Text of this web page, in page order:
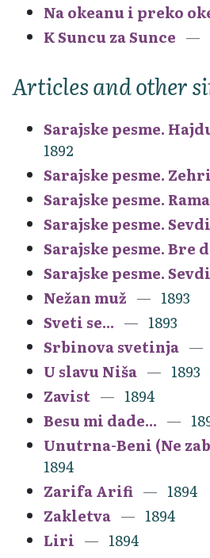
Na okeanu i preko
K Suncu za Sunce
Articles and other
Sarajske pesme.
1892
Sarajske pesme. Zehri
Sarajske pesme.
Sarajske pesme.
Sarajske pesme. Bre
Sarajske pesme.
Nežan muž
1893
Sveti se...
1893
Srbinova svetinja
U slavu Niša
1893
Zavist
1894
Besu mi dade...
Unutrna-Beni (Ne
1894
Zarifa Arifi
1894
Zakletva
1894
Liri
1894